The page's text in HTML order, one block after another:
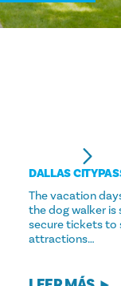
DALLAS
The vacation
the dog walker
secure tickets to
attractions…